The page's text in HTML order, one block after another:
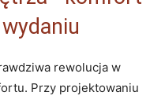
rewolucja w
Przy ⁤projektowaniu